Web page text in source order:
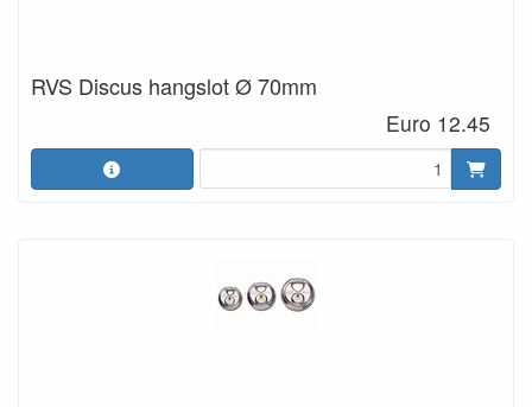
RVS Discus hangslot Ø 70mm
Euro 12.45